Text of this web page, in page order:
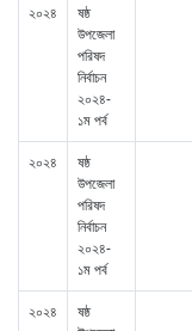
২০২৪
ষষ্ঠ
উপজেলা
পরিষদ
নির্বাচন
২০২৪-
১ম পর্ব
২০২৪
ষষ্ঠ
উপজেলা
পরিষদ
নির্বাচন
২০২৪-
১ম পর্ব
২০২৪
ষষ্ঠ